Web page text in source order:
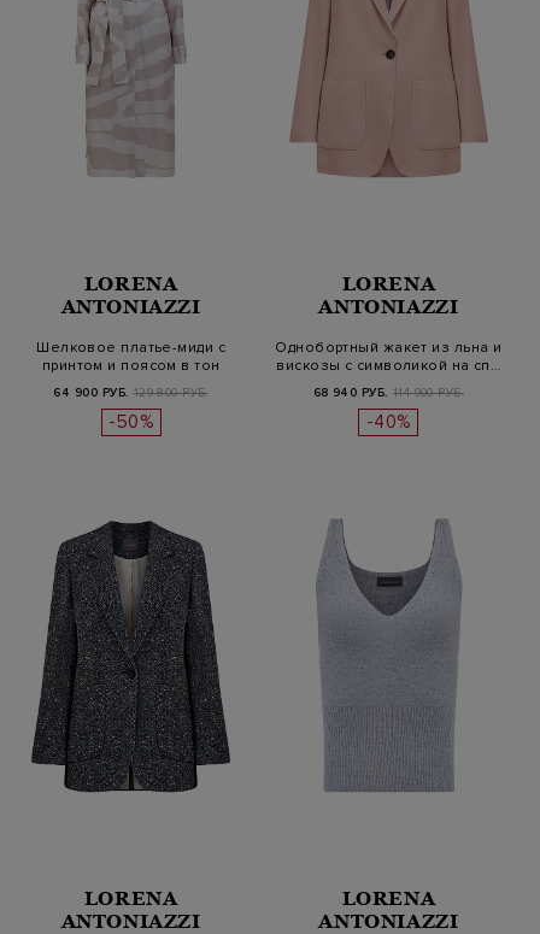
LORENA
ANTONIAZZI
Шелковое платье-миди с
принтом и поясом в тон
64 900 РУБ. 129 800 РУБ.
-50%
LORENA
ANTONIAZZI
Однобортный жакет из льна и
вискозы с символикой на сп…
68 940 РУБ. 114 900 РУБ.
-40%
LORENA
ANTONIAZZI
LORENA
ANTONIAZZI